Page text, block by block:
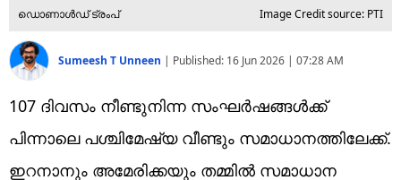
ഡൊണാൾഡ് ട്രംപ് Image Credit source: PTI
Sumeesh T Unneen | Published: 16 Jun 2026 | 07:28 AM
107 ദിവസം നീണ്ടുനിന്ന സംഘർഷങ്ങൾക്ക്
പിന്നാലെ പശ്ചിമേഷ്യ വീണ്ടും സമാധാനത്തിലേക്ക്.
ഇറനാനും അമേരിക്കയും തമ്മിൽ സമാധാന